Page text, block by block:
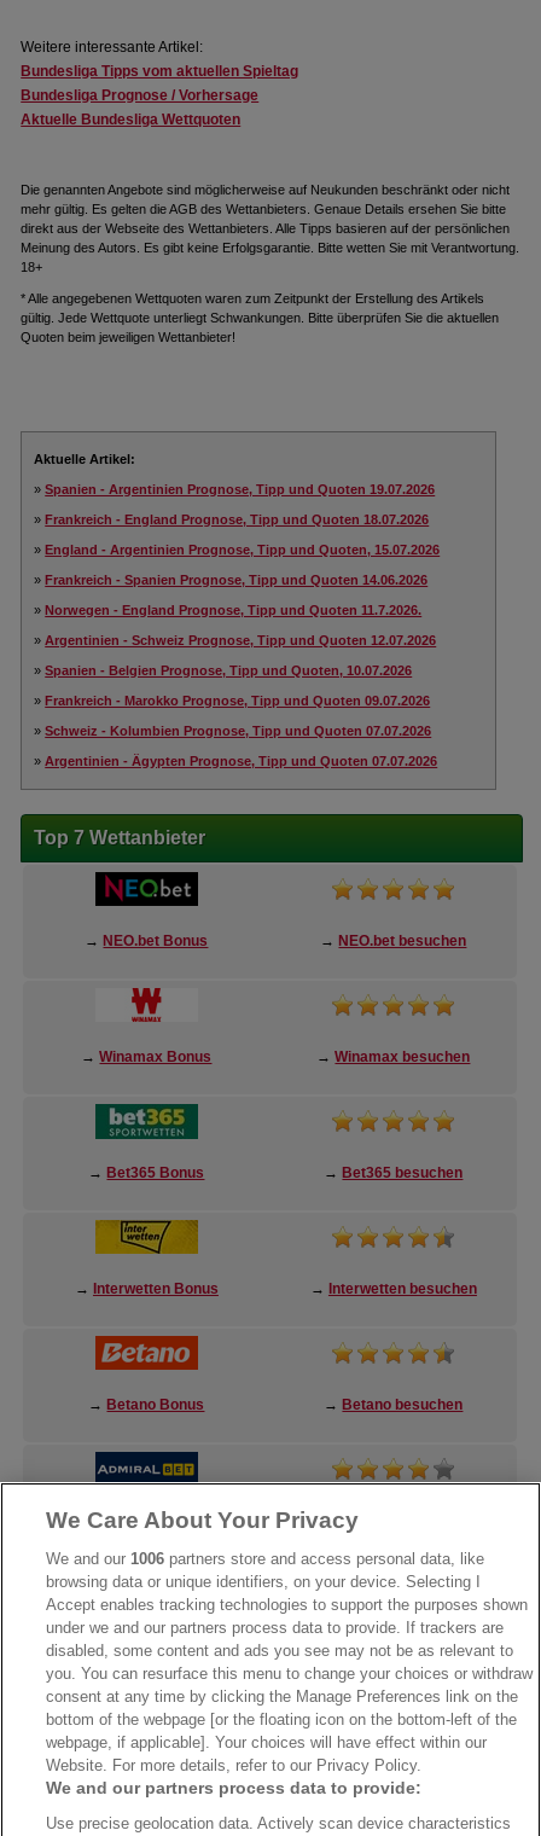
Weitere interessante Artikel:
Bundesliga Tipps vom aktuellen Spieltag
Bundesliga Prognose / Vorhersage
Aktuelle Bundesliga Wettquoten
Die genannten Angebote sind möglicherweise auf Neukunden beschränkt oder nicht
mehr gültig. Es gelten die AGB des Wettanbieters. Genaue Details ersehen Sie bitte
direkt aus der Webseite des Wettanbieters. Alle Tipps basieren auf der persönlichen
Meinung des Autors. Es gibt keine Erfolgsgarantie. Bitte wetten Sie mit Verantwortung.
18+
* Alle angegebenen Wettquoten waren zum Zeitpunkt der Erstellung des Artikels
gültig. Jede Wettquote unterliegt Schwankungen. Bitte überprüfen Sie die aktuellen
Quoten beim jeweiligen Wettanbieter!
Aktuelle Artikel:
»Spanien - Argentinien Prognose, Tipp und Quoten 19.07.2026
»Frankreich - England Prognose, Tipp und Quoten 18.07.2026
»England - Argentinien Prognose, Tipp und Quoten, 15.07.2026
»Frankreich - Spanien Prognose, Tipp und Quoten 14.06.2026
»Norwegen - England Prognose, Tipp und Quoten 11.7.2026.
»Argentinien - Schweiz Prognose, Tipp und Quoten 12.07.2026
»Spanien - Belgien Prognose, Tipp und Quoten, 10.07.2026
»Frankreich - Marokko Prognose, Tipp und Quoten 09.07.2026
»Schweiz - Kolumbien Prognose, Tipp und Quoten 07.07.2026
»Argentinien - Ägypten Prognose, Tipp und Quoten 07.07.2026
Top 7 Wettanbieter
→ NEO.bet Bonus → NEO.bet besuchen
→Winamax Bonus →Winamax besuchen
→ Bet365 Bonus → Bet365 besuchen
→ Interwetten Bonus → Interwetten besuchen
→ Betano Bonus → Betano besuchen
→AdmiralBet Bonus →AdmiralBet besuchen
→Bwin Bonus →Bwin besuchen
We Care About Your Privacy
We and our1006 partners store and access personal data, like
browsing data or unique identifiers, on your device. Selecting I
Accept enables tracking technologies to support the purposes shown
under we and our partners process data to provide. If trackers are
disabled, some content and ads you see may not be as relevant to
you. You can resurface this menu to change your choices or withdraw
consent at any time by clicking the Manage Preferences link on the
bottom of the webpage [or the floating icon on the bottom-left of the
webpage, if applicable]. Your choices will have effect within our
Website. For more details, refer to our Privacy Policy.
We and our partners process data to provide:
Use precise geolocation data. Actively scan device characteristics